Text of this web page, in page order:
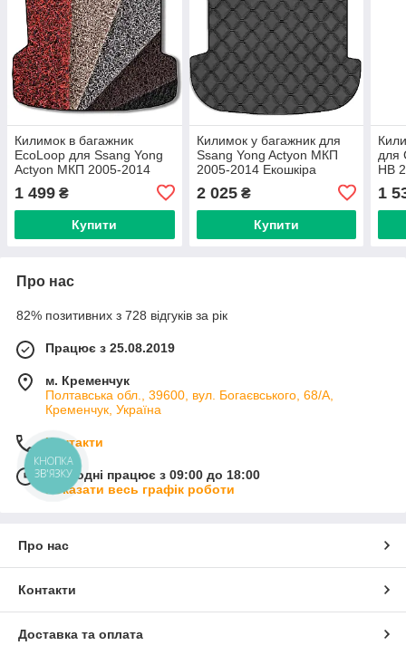
Килимок в багажник
EcoLoop для Ssang Yong
Actyon МКП 2005-2014
1 499 ₴
Купити
Килимок у багажник для
Ssang Yong Actyon МКП
2005-2014 Екошкіра
2 025₴
Купити
для
НВ
1
Про нас
82% позитивних з 728 відгуків за рік
Працює з 25.08.2019
м. Кременчук
Полтавська обл., 39600, вул. Богаєвського, 68/А,
Кременчук, Україна
Контакти
Сьогодні працює з 09:00 до 18:00
Показати весь графік роботи
Про нас
Контакти
Доставка та оплата
КНОПКА
ЗВ'ЯЗКУ